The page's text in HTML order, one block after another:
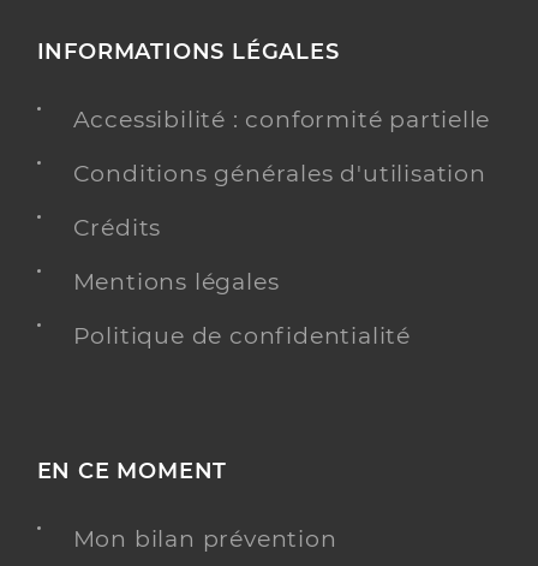
INFORMATIONS LÉGALES
Accessibilité : conformité partielle
Conditions générales d'utilisation
Crédits
Mentions légales
Politique de confidentialité
EN CE MOMENT
Mon bilan prévention